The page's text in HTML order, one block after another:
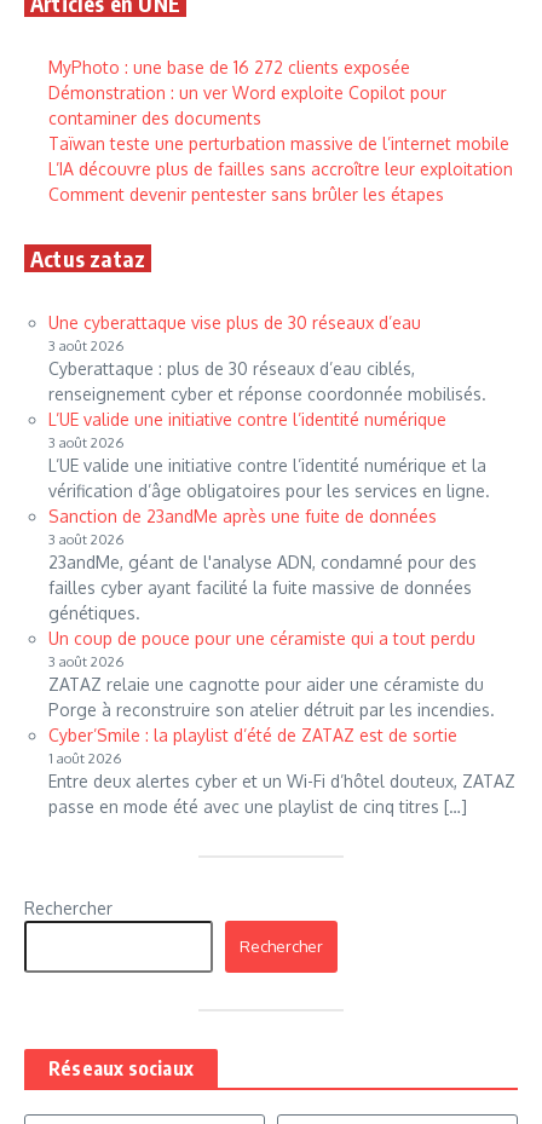
MyPhoto : une base de 16 272 clients exposée
Démonstration : un ver Word exploite Copilot pour
contaminer des documents
Taïwan teste une perturbation massive de l’internet mobile
L’IA découvre plus de failles sans accroître leur exploitation
Comment devenir pentester sans brûler les étapes
Actus zataz
Une cyberattaque vise plus de 30 réseaux d’eau
3 août 2026
Cyberattaque : plus de 30 réseaux d’eau ciblés,
renseignement cyber et réponse coordonnée mobilisés.
L’UE valide une initiative contre l’identité numérique
3 août 2026
L’UE valide une initiative contre l’identité numérique et la
vérification d’âge obligatoires pour les services en ligne.
Sanction de 23andMe après une fuite de données
3 août 2026
23andMe, géant de l'analyse ADN, condamné pour des
failles cyber ayant facilité la fuite massive de données
génétiques.
Un coup de pouce pour une céramiste qui a tout perdu
3 août 2026
ZATAZ relaie une cagnotte pour aider une céramiste du
Porge à reconstruire son atelier détruit par les incendies.
Cyber’Smile : la playlist d’été de ZATAZ est de sortie
1 août 2026
Entre deux alertes cyber et un Wi-Fi d’hôtel douteux, ZATAZ
passe en mode été avec une playlist de cinq titres […]
Rechercher
Rechercher
Réseaux sociaux